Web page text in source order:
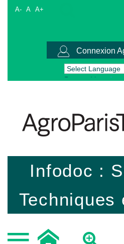
A- A A+
Connexion
Powered by
Infodoc :
Techniques